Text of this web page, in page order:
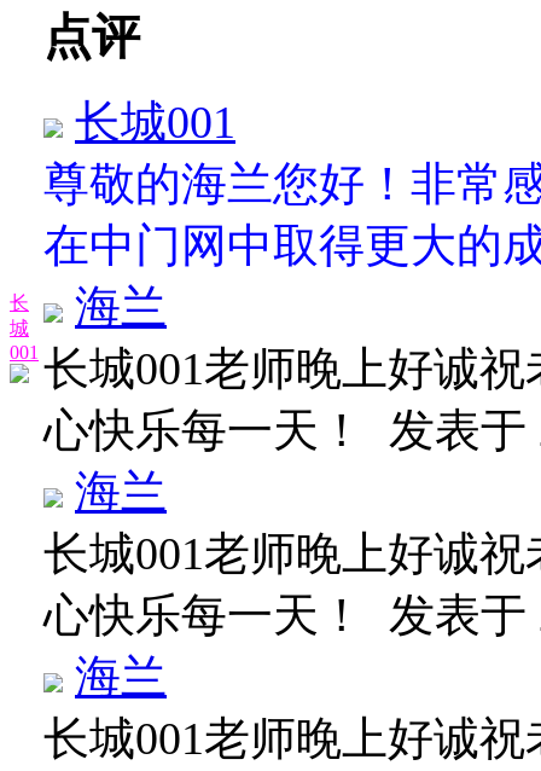
长
城
001
点评
长城001
尊敬的海兰您好！非常
在中门网中取得更大的
海兰
长城001老师晚上好诚
心快乐每一天！ 发表于
海兰
长城001老师晚上好诚
心快乐每一天！ 发表于
海兰
长城001老师晚上好诚